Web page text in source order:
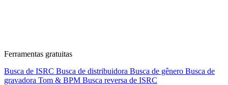
Ferramentas gratuitas
Busca de ISRC Busca de distribuidora Busca de gênero Busca de
gravadora Tom & BPM Busca reversa de ISRC